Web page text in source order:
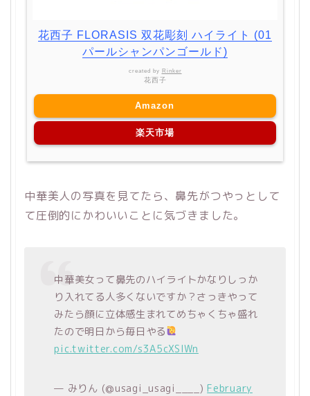
花西子 FLORASIS 双花彫刻 ハイライト (01
パールシャンパンゴールド)
created by Rinker
花西子
Amazon
楽天市場
中華美人の写真を見てたら、鼻先がつやっとして
て圧倒的にかわいいことに気づきました。
中華美女って鼻先のハイライトかなりしっか
り入れてる人多くないですか？さっきやって
みたら顔に立体感生まれてめちゃくちゃ盛れ
たので明日から毎日やる
pic.twitter.com/s3A5cXSIWn
— みりん (@usagi_usagi____)February